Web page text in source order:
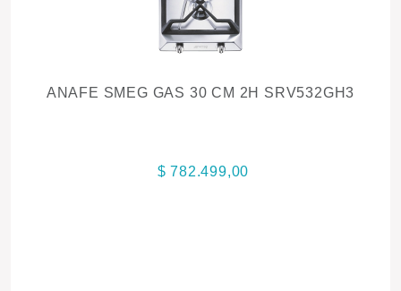
ANAFE SMEG GAS 30 CM 2H SRV532GH3
$ 782.499,00